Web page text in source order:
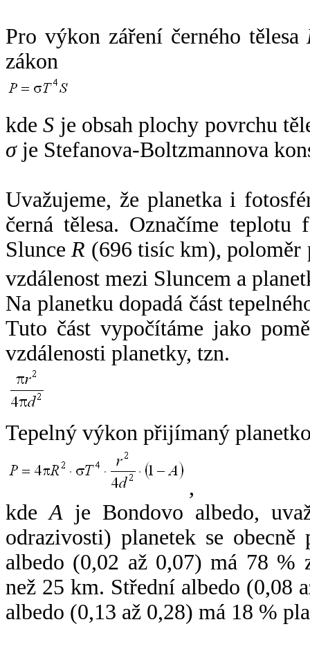
Pro výkon záření černého tělesa
zákon
kdeS je obsah plochy povrchu
σje Stefanova-Boltzmannova
Uvažujeme, že planetka i
černá tělesa. Označíme
SlunceR (696 tisíc km),
vzdálenost mezi Sluncem a
Na planetku dopadá část
Tuto část vypočítáme jako
vzdálenosti planetky, tzn.
Tepelný výkon přijímaný
,
kdeA je Bondovo albedo,
odrazivosti) planetek se
albedo (0,02 až 0,07) má 78 %
než 25 km. Střední albedo (0,08
albedo (0,13 až 0,28) má 18 %